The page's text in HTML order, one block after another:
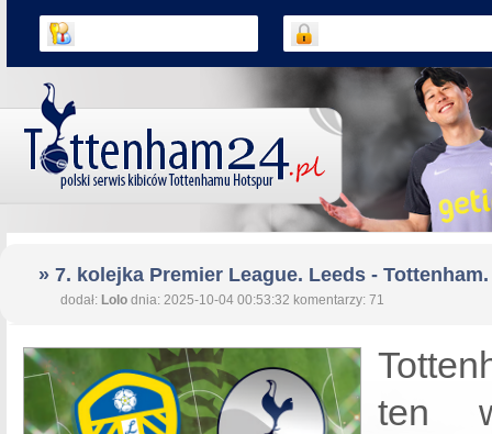
» 7. kolejka Premier League. Leeds - Tottenham.
dodał: Lolo dnia: 2025-10-04 00:53:32 komentarzy: 71
ten